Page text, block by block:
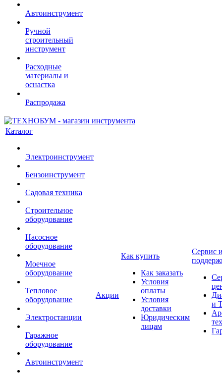
Автоинструмент
Ручной
строительный
инструмент
Расходные
материалы и
оснастка
Распродажа
Каталог
Электроинструмент
Бензоинструмент
Садовая техника
Строительное
оборудование
Насосное
оборудование
Моечное
оборудование
Тепловое
оборудование
Электростанции
Гаражное
оборудование
Автоинструмент
Акции
Как купить
Как заказать
Условия
оплаты
Условия
доставки
Юридическим
лицам
Сервис
и